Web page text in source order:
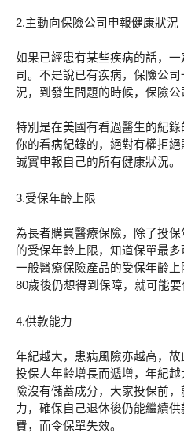
2.主動向保險公司申報健康狀況
如果已經患有某些疾病的話，
司。不是說已有疾病，保險公
況，到發生問題的時候，保險公
特別是在美國有看過醫生的紀
你的看病紀錄的，絕對有權拒
誠實申報自己的所有健康狀況。
3.受保年齡上限
為長者購買醫療保險，除了投
的受保年齡上限，知道保單最
一般醫療保險產品的受保年齡
80歲後仍想得到保障，就可能要
4.供款能力
年紀越大，患病風險亦越高，
投保人年齡增長而遞增，年紀
險沒有儲蓄成分，大家投保前
力，確保自己退休後仍能繼續
費，而令保單失效。